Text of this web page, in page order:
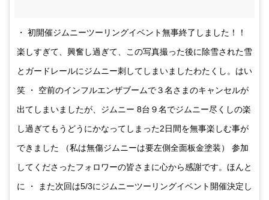
・ 初開催ジムニーツーリングイベント無事終了しました！！
楽しすぎて、興奮し過ぎて、この写真撮った後に除雪された雪
とガードレールにジムニー刺してしまいましたわたくし。はい
笑 ・ 空前のインフルエンザブームで３名さまのキャンセルが
出てしまいましたが、ジムニー 8台９名でジムニー尽くしの楽
し過ぎてもうどうにかなってしまった2日間を無事楽しむ事が
できました （私は無傷ジムニーは要左側全面板金塗装） 参加
してくださったフォロワーの皆さまに心から感謝です。ほんと
に ・ また次回は5/3にジムニーツーリングイベント開催決定し